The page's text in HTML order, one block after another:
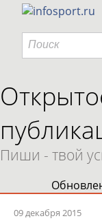
Пиши - твой
09 декабря 2015